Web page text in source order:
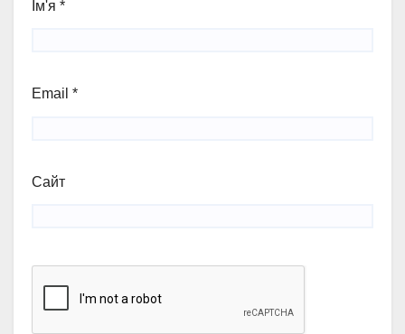
Ім'я *
Email *
Сайт